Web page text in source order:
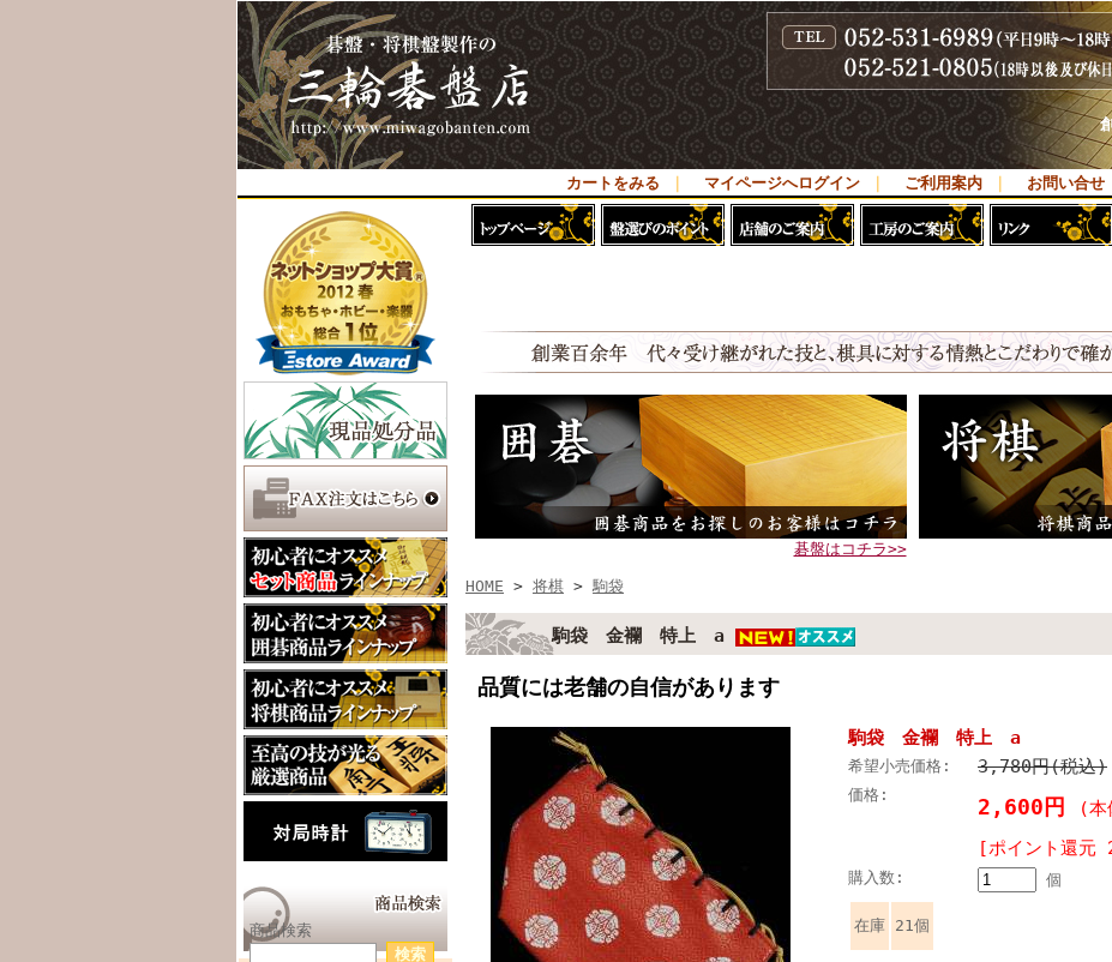
カートをみる マイページへログイン ご利用案内 お問い合せ
商品検索
碁盤はコチラ>>
HOME > 将棋 > 駒袋
駒袋 金襴 特上 a
品質には老舗の自信があります
駒袋 金襴 特上 a
希望小売価格: 3,780円(税込)
価格: 2,600円
(
[ポイント還元
購入数: 個
在庫 21個